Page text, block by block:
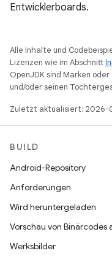
Entwicklerboards.
Alle Inhalte und
Lizenzen wie im Abschnitt
OpenJDK sind Marken
und/oder seinen
Zuletzt aktualisiert: 2026-
BUILD
Android-Repository
Anforderungen
Wird heruntergeladen
Vorschau von Binärcodes
Werksbilder